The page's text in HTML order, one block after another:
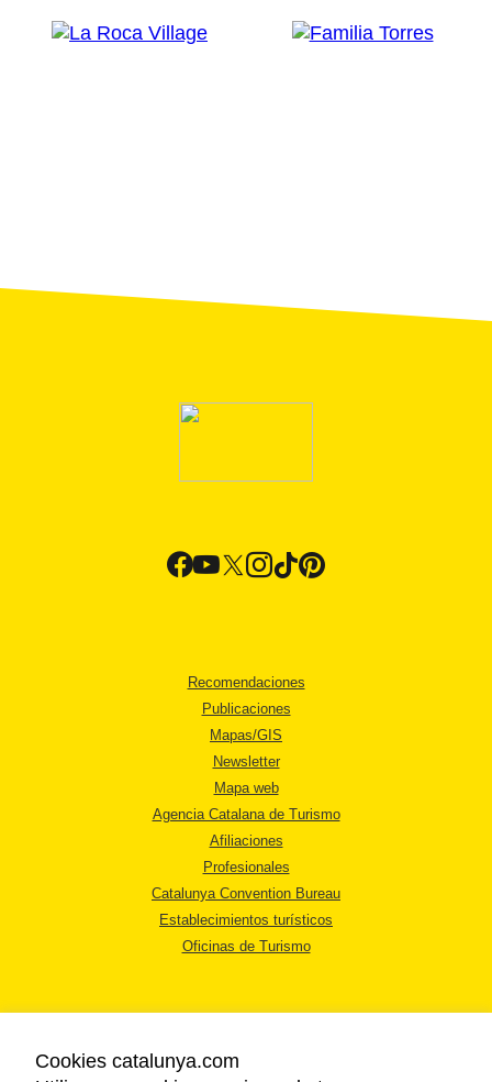
Recomendaciones
Publicaciones
Mapas/GIS
Newsletter
Mapa web
Agencia Catalana de Turismo
Afiliaciones
Profesionales
Catalunya Convention Bureau
Establecimientos turísticos
Oficinas de Turismo
Cookies catalunya.com